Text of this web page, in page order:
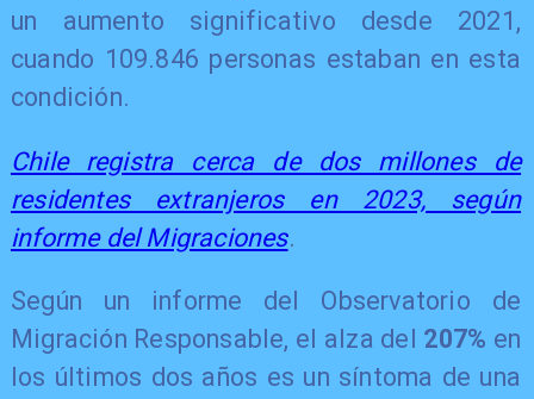
un aumento significativo desde 2021,
cuando 109.846 personas estaban en esta
condición.
Chile registra cerca de dos millones de
residentes extranjeros en 2023, según
informe del Migraciones.
Según un informe del Observatorio de
Migración Responsable, el alza del 207% en
los últimos dos años es un síntoma de una